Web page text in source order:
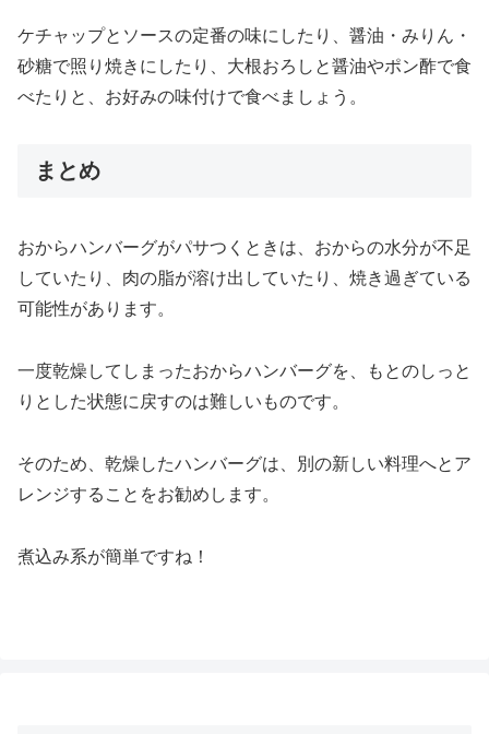
ケチャップとソースの定番の味にしたり、醤油・みりん・
砂糖で照り焼きにしたり、大根おろしと醤油やポン酢で食
べたりと、お好みの味付けで食べましょう。
まとめ
おからハンバーグがパサつくときは、おからの水分が不足
していたり、肉の脂が溶け出していたり、焼き過ぎている
可能性があります。
一度乾燥してしまったおからハンバーグを、もとのしっと
りとした状態に戻すのは難しいものです。
そのため、乾燥したハンバーグは、別の新しい料理へとア
レンジすることをお勧めします。
煮込み系が簡単ですね！